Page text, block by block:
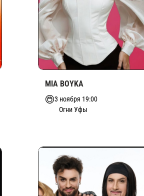
MIA BOYKA
3 ноября 19:00
Огни Уфы